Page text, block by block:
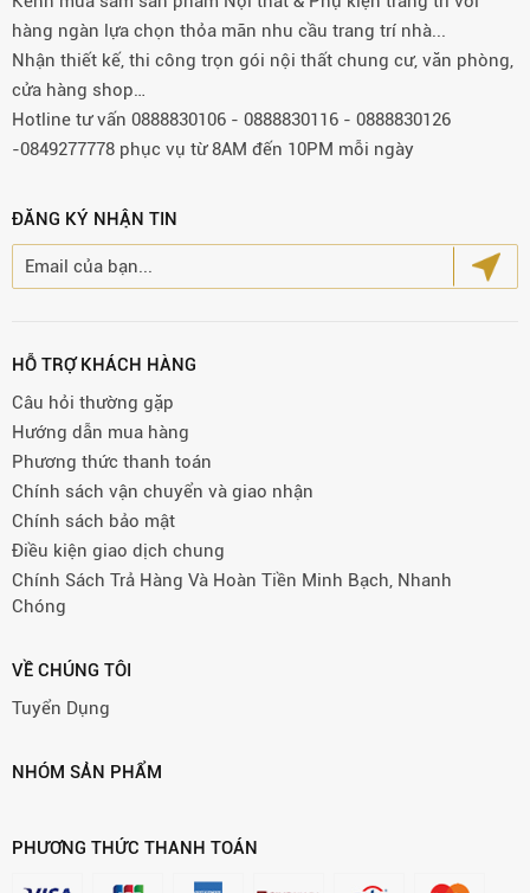
hàng ngàn lựa chọn thỏa mãn nhu cầu trang trí nhà...
Nhận thiết kế, thi công trọn gói nội thất chung cư, văn phòng,
cửa hàng shop…
Hotline tư vấn 0888830106 - 0888830116 - 0888830126
-0849277778 phục vụ từ 8AM đến 10PM mỗi ngày
ĐĂNG KÝ NHẬN TIN
HỖ TRỢ KHÁCH HÀNG
Câu hỏi thường gặp
Hướng dẫn mua hàng
Phương thức thanh toán
Chính sách vận chuyển và giao nhận
Chính sách bảo mật
Điều kiện giao dịch chung
Chính Sách Trả Hàng Và Hoàn Tiền Minh Bạch, Nhanh
Chóng
VỀ CHÚNG TÔI
Tuyển Dụng
NHÓM SẢN PHẨM
PHƯƠNG THỨC THANH TOÁN